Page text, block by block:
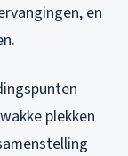
en
plekken